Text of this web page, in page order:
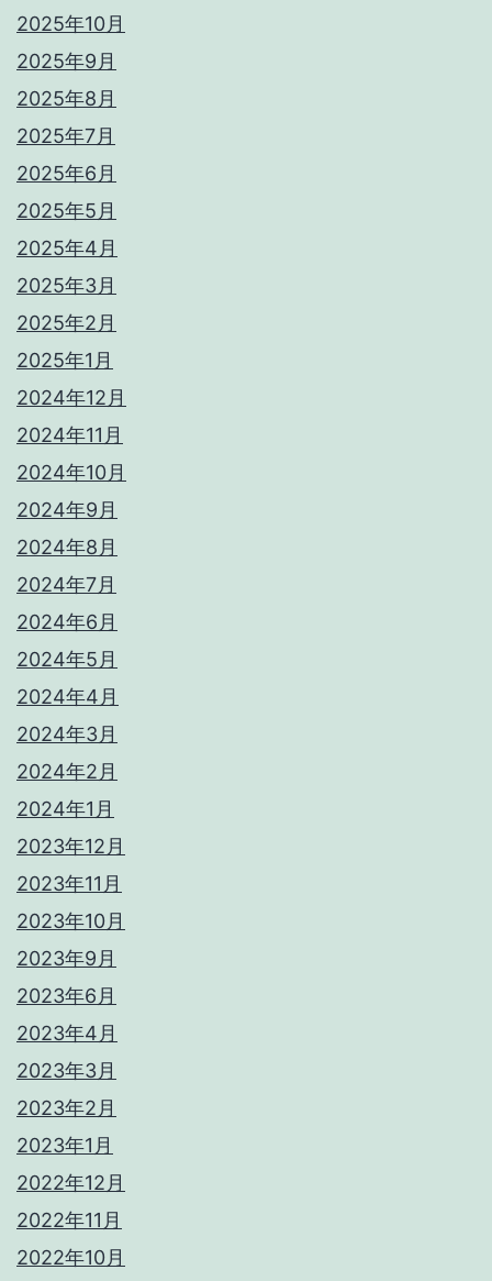
2025年10月
2025年9月
2025年8月
2025年7月
2025年6月
2025年5月
2025年4月
2025年3月
2025年2月
2025年1月
2024年12月
2024年11月
2024年10月
2024年9月
2024年8月
2024年7月
2024年6月
2024年5月
2024年4月
2024年3月
2024年2月
2024年1月
2023年12月
2023年11月
2023年10月
2023年9月
2023年6月
2023年4月
2023年3月
2023年2月
2023年1月
2022年12月
2022年11月
2022年10月